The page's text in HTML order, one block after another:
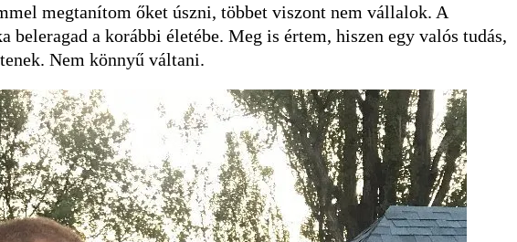
megtanítom őket úszni, többet viszont nem vállalok. A
a korábbi életébe. Meg is értem, hiszen egy valós tudás,
Nem könnyű váltani.